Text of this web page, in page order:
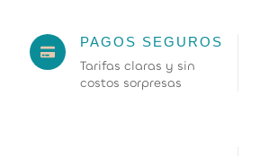
PAGOS SEGUROS
Tarifas claras y sin
costos sorpresas